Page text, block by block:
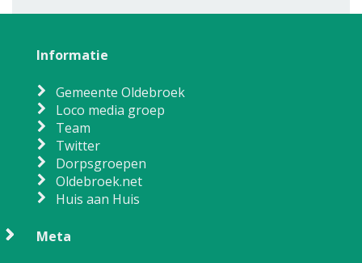
Informatie
Gemeente Oldebroek
Loco media groep
Team
Twitter
Dorpsgroepen
Oldebroek.net
Huis aan Huis
Meta